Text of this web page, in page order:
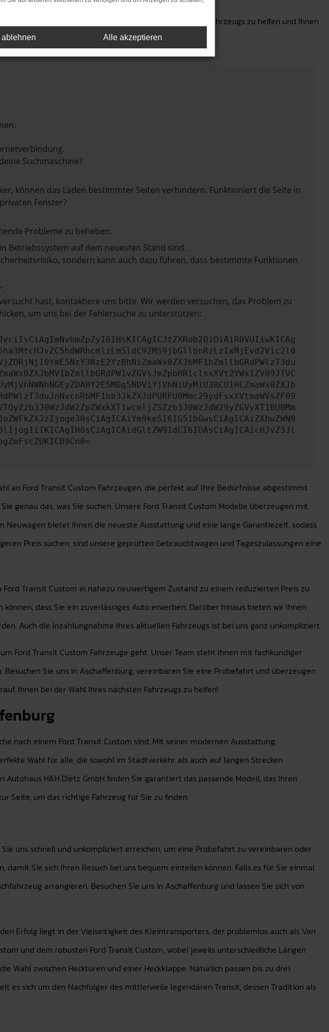
freuen uns darauf, Ihnen bei der Wahl des richtigen Fahrzeugs zu helfen und Ihnen
Suchmaschine?
können das Laden bestimmter Seiten verhindern. Funktioniert die Seite in
Fenster?
Probleme zu beheben.
Betriebssystem auf dem neuesten Stand sind.
sondern kann auch dazu führen, dass bestimmte Funktionen
hast, kontaktiere uns bitte. Wir werden versuchen, das Problem zu
um uns bei der Fehlersuche zu unterstützen:
an Ford Transit Custom Fahrzeugen, die perfekt auf Ihre Bedürfnisse abgestimmt
genau das, was Sie suchen. Unsere Ford Transit Custom Modelle überzeugen mit
bietet Ihnen die neueste Ausstattung und eine lange Garantiezeit, sodass
Preis suchen, sind unsere geprüften Gebrauchtwagen und Tageszulassungen eine
Transit Custom in nahezu neuwertigem Zustand zu einem reduzierten Preis zu
dass Sie ein zuverlässiges Auto erwerben. Darüber hinaus bieten wir Ihnen
Auch die Inzahlungnahme Ihres aktuellen Fahrzeugs ist bei uns ganz unkompliziert.
Ford Transit Custom Fahrzeuge geht. Unser Team steht Ihnen mit fachkundiger
Sie uns in Aschaffenburg, vereinbaren Sie eine Probefahrt und überzeugen
Ihnen bei der Wahl Ihres nächsten Fahrzeugs zu helfen!
nach einem Ford Transit Custom sind. Mit seiner modernen Ausstattung,
Wahl für alle, die sowohl im Stadtverkehr als auch auf langen Strecken
H&H Dietz GmbH finden Sie garantiert das passende Modell, das Ihren
Seite, um das richtige Fahrzeug für Sie zu finden.
uns schnell und unkompliziert erreichen, um eine Probefahrt zu vereinbaren oder
Sie sich Ihren Besuch bei uns bequem einteilen können. Falls es für Sie einmal
arrangieren. Besuchen Sie uns in Aschaffenburg und lassen Sie sich von
Erfolg liegt in der Vielseitigkeit des Kleintransporters, der problemlos auch als Van
und dem robusten Ford Transit Custom, wobei jeweils unterschiedliche Längen
Wahl zwischen Hecktüren und einer Heckklappe. Natürlich passen bis zu drei
es sich um den Nachfolger des mittlerweile legendären Transit, dessen Tradition als
Alle akzeptieren